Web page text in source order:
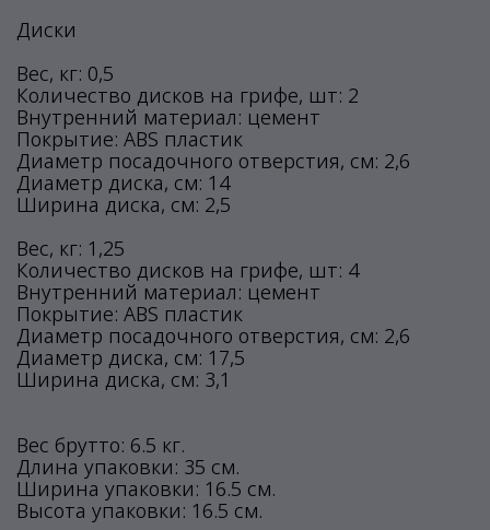
Диски
Вес, кг: 0,5
Количество дисков на грифе, шт: 2
Внутренний материал: цемент
Покрытие: ABS пластик
Диаметр посадочного отверстия, см: 2,6
Диаметр диска, см: 14
Ширина диска, см: 2,5
Вес, кг: 1,25
Количество дисков на грифе, шт: 4
Внутренний материал: цемент
Покрытие: ABS пластик
Диаметр посадочного отверстия, см: 2,6
Диаметр диска, см: 17,5
Ширина диска, см: 3,1
Вес брутто: 6.5 кг.
Длина упаковки: 35 см.
Ширина упаковки: 16.5 см.
Высота упаковки: 16.5 см.